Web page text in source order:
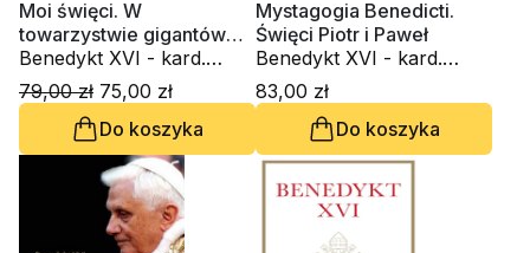
Moi święci. W
towarzystwie gigantów
wiary
Benedykt XVI - kard.
Joseph Ratzinger
79,00 zł 75,00 zł
Do koszyka
Mystagogia Benedicti.
Święci Piotr i Paweł
Benedykt XVI - kard.
Joseph Ratzinger
83,00 zł
Do koszyka